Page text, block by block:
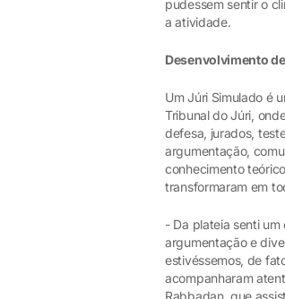
pudessem sentir o
a atividade.
Desenvolvimento
Um Júri Simulado é
Tribunal do Júri,
defesa, jurados,
argumentação,
conhecimento
transformaram em
- Da plateia senti
argumentação e
estivéssemos, de
acompanharam
Rabbadan, que